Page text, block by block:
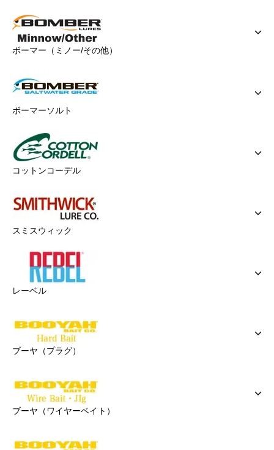
ボーマー（ミノー/その他）
ボーマーソルト
コットンコーデル
スミスウィック
レーベル
ブーヤ（プラグ）
ブーヤ（ワイヤーベイト）